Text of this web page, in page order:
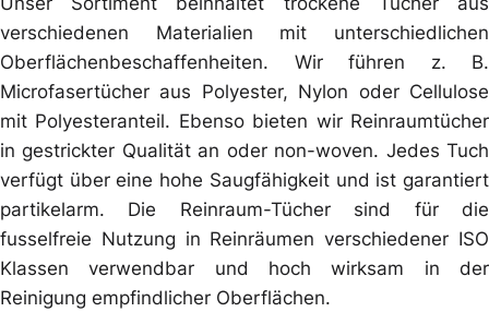
verschiedenen Materialien mit unterschiedlichen
Oberflächenbeschaffenheiten. Wir führen z. B.
Microfasertücher aus Polyester, Nylon oder Cellulose
mit Polyesteranteil. Ebenso bieten wir Reinraumtücher
in gestrickter Qualität an oder non-woven. Jedes Tuch
verfügt über eine hohe Saugfähigkeit und ist garantiert
partikelarm. Die Reinraum-Tücher sind für die
fusselfreie Nutzung in Reinräumen verschiedener ISO
Klassen verwendbar und hoch wirksam in der
Reinigung empfindlicher Oberflächen.